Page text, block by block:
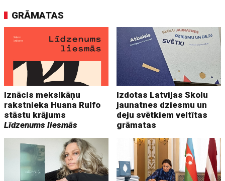
GRĀMATAS
Iznācis meksikāņu
rakstnieka Huana Rulfo
stāstu krājums
Līdzenums liesmās
Izdotas Latvijas Skolu
jaunatnes dziesmu un
deju svētkiem veltītas
grāmatas